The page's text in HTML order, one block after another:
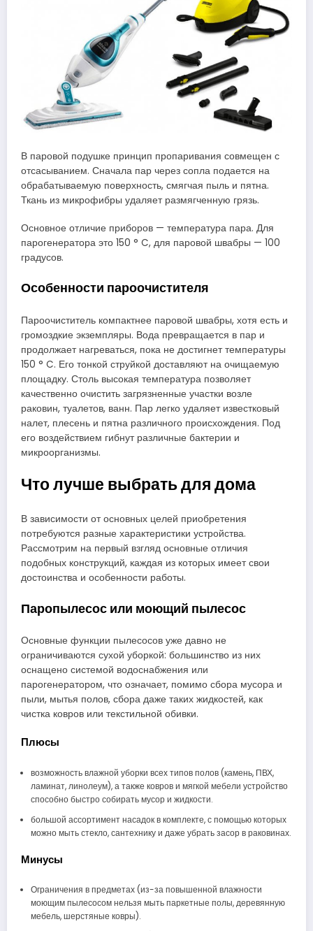
В паровой подушке принцип пропаривания совмещен с
отсасыванием. Сначала пар через сопла подается на
обрабатываемую поверхность, смягчая пыль и пятна.
Ткань из микрофибры удаляет размягченную грязь.
Основное отличие приборов — температура пара. Для
парогенератора это 150 ° C, для паровой швабры — 100
градусов.
Особенности пароочистителя
Пароочиститель компактнее паровой швабры, хотя есть и
громоздкие экземпляры. Вода превращается в пар и
продолжает нагреваться, пока не достигнет температуры
150 ° C. Его тонкой струйкой доставляют на очищаемую
площадку. Столь высокая температура позволяет
качественно очистить загрязненные участки возле
раковин, туалетов, ванн. Пар легко удаляет известковый
налет, плесень и пятна различного происхождения. Под
его воздействием гибнут различные бактерии и
микроорганизмы.
Что лучше выбрать для дома
В зависимости от основных целей приобретения
потребуются разные характеристики устройства.
Рассмотрим на первый взгляд основные отличия
подобных конструкций, каждая из которых имеет свои
достоинства и особенности работы.
Паропылесос или моющий пылесос
Основные функции пылесосов уже давно не
ограничиваются сухой уборкой: большинство из них
оснащено системой водоснабжения или
парогенератором, что означает, помимо сбора мусора и
пыли, мытья полов, сбора даже таких жидкостей, как
чистка ковров или текстильной обивки.
Плюсы
возможность влажной уборки всех типов полов (камень, ПВХ,
ламинат, линолеум), а также ковров и мягкой мебели устройство
способно быстро собирать мусор и жидкости.
большой ассортимент насадок в комплекте, с помощью которых
можно мыть стекло, сантехнику и даже убрать засор в раковинах.
Минусы
Ограничения в предметах (из-за повышенной влажности
моющим пылесосом нельзя мыть паркетные полы, деревянную
мебель, шерстяные ковры).